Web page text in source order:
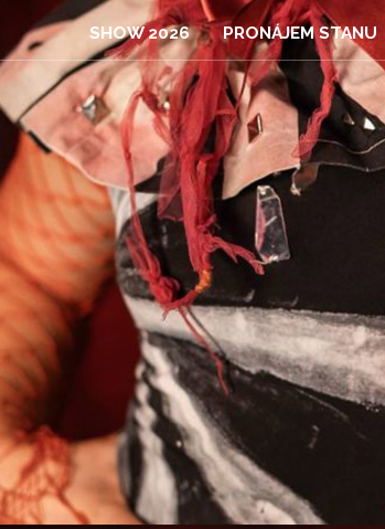
SHOW 2026 PRONÁJEM STANU